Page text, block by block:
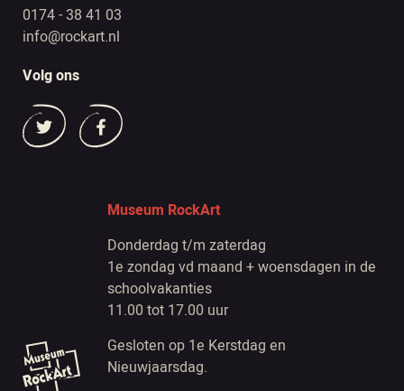
0174 - 38 41 03
info@rockart.nl
Volg ons
Museum RockArt
Donderdag t/m zaterdag
1e zondag vd maand + woensdagen in de
schoolvakanties
11.00 tot 17.00 uur
Gesloten op 1e Kerstdag en
Nieuwjaarsdag.